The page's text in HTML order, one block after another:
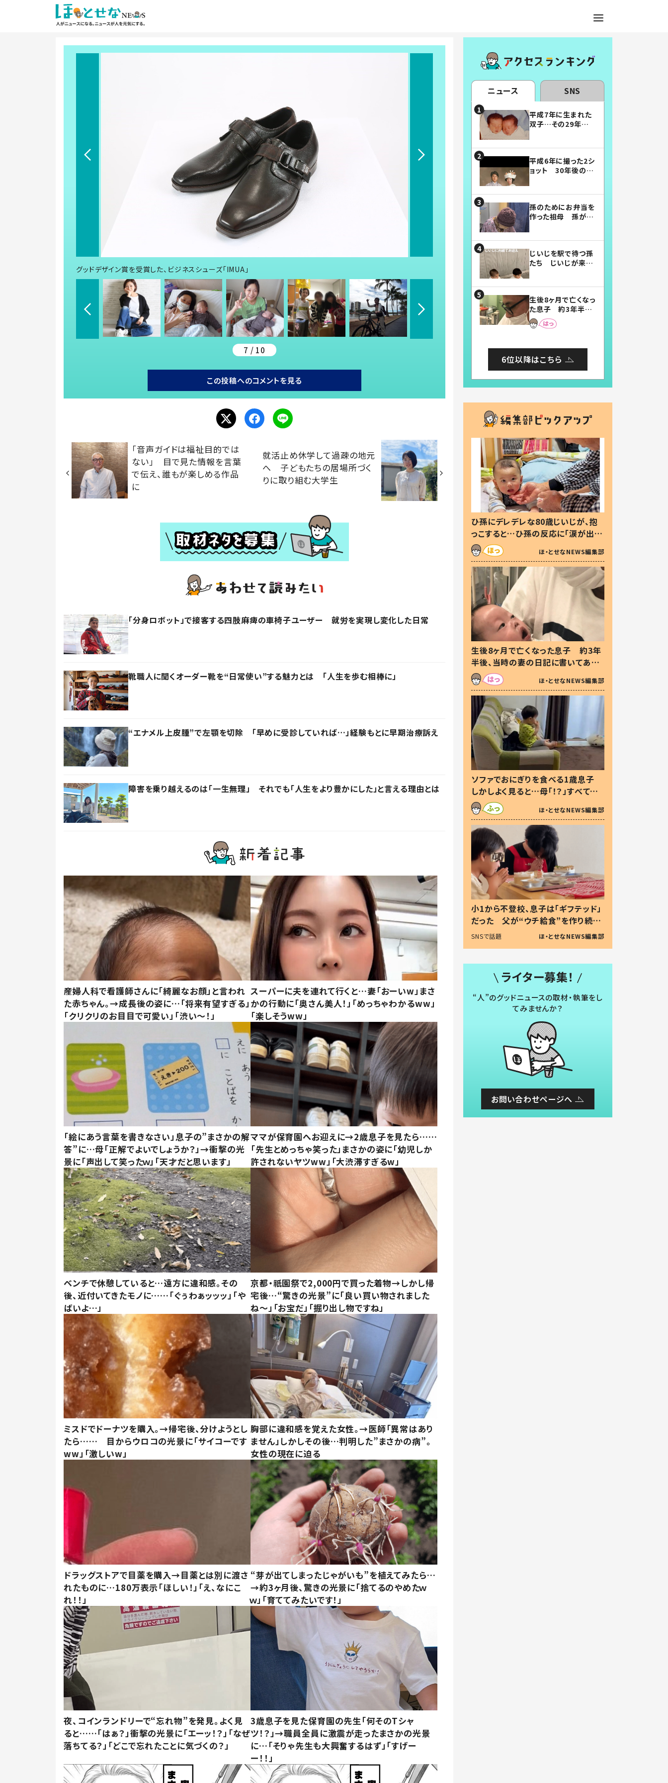
グッドデザイン賞を受賞した、ビジネスシューズ「IMUA」
7 / 10
この投稿へのコメントを見る
「音声ガイドは福祉目的では
ない」 目で見た情報を言葉
で伝え、誰もが楽しめる作品
に
就活止め休学して過疎の地元
へ 子どもたちの居場所づく
りに取り組む大学生
「分身ロボット」で接客する四肢麻痺の車椅子ユーザー 就労を実現し変化した日常
靴職人に聞くオーダー靴を“日常使い”する魅力とは 「人生を歩む相棒に」
“エナメル上皮腫”で左顎を切除 「早めに受診していれば…」経験もとに早期治療訴え
障害を乗り越えるのは「一生無理」 それでも「人生をより豊かにした」と言える理由とは
産婦人科で看護師さんに「綺麗なお顔」と言われ
た赤ちゃん。→成長後の姿に…「将来有望すぎる」
「クリクリのお目目で可愛い」「渋い～！」
スーパーに夫を連れて行くと…妻「おーいw」まさ
かの行動に「奥さん美人！」「めっちゃわかるww」
「楽しそうww」
「絵にあう言葉を書きなさい」息子の”まさかの解
答”に…母「正解でよいでしょうか？」→衝撃の光
景に「声出して笑ったｗ」「天才だと思います」
ママが保育園へお迎えに→2歳息子を見たら……
「先生とめっちゃ笑った」まさかの姿に「幼児しか
許されないヤツww」「大渋滞すぎるw」
ベンチで休憩していると…遠方に違和感。その
後、近付いてきたモノに……「ぐぅわぁッッッ」「や
ばいよ…」
京都・祇園祭で2,000円で買った着物→しかし帰
宅後…“驚きの光景”に「良い買い物されました
ね～」「お宝だ」「掘り出し物ですね」
ミスドでドーナツを購入。→帰宅後、分けようとし
たら…… 目からウロコの光景に「サイコーです
ww」「激しいw」
胸部に違和感を覚えた女性。→医師「異常はあり
ません」しかしその後…判明した”まさかの病”。
女性の現在に迫る
ドラッグストアで目薬を購入→目薬とは別に渡さ
れたものに…180万表示「ほしい！」「え、なにこ
れ！！」
“芽が出てしまったじゃがいも”を植えてみたら…
→約3ヶ月後、驚きの光景に「捨てるのやめたｗ
ｗ」「育ててみたいです！」
夜、コインランドリーで“忘れ物”を発見。よく見
ると……「はぁ？」衝撃の光景に「エーッ！？」「なぜ
落ちてる？」「どこで忘れたことに気づくの？」
3歳息子を見た保育園の先生「何そのTシャ
ツ！？」→職員全員に激震が走ったまさかの光景
に…「そりゃ先生も大興奮するはず」「すげー
ー！！」
ニュース SNS
平成7年に生まれた
双子…その29年後
平成6年に撮った2シ
ョット 30年後の姿
孫のためにお弁当を
作った祖母 孫が絶
じいじを駅で待つ孫
たち じいじが来た
まらない」「幸せにな
れる」
生後8ヶ月で亡くなっ
た息子 約3年半
後、当時の妻の日記
に書いてあった本音
6位以降はこちら
ひ孫にデレデレな80歳じいじが、抱
っこすると…ひ孫の反応に「涙が出ま
した」「可愛くて仕方ない」
ほ・とせなNEWS編集部
生後8ヶ月で亡くなった息子 約3年
半後、当時の妻の日記に書いてあっ
た本音とは
ほ・とせなNEWS編集部
ソファでおにぎりを食べる1歳息子
しかしよく見ると…母「！？」すべてを
察した母の投稿に「可愛いから許
す！」「現行犯〜」
ほ・とせなNEWS編集部
小1から不登校、息子は「ギフテッド」
だった 父が“ウチ給食”を作り続け
る理由とは #令和の親 #令和の子
SNSで話題 ほ・とせなNEWS編集部
ライター募集！
“人”のグッドニュースの取材・執筆をし
てみませんか？
お問い合わせページへ